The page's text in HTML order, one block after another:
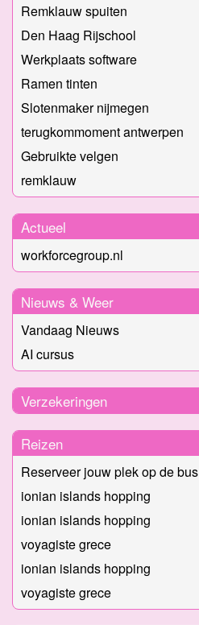
Remklauw spuiten
Den Haag Rijschool
Werkplaats software
Ramen tinten
Slotenmaker nijmegen
terugkommoment antwerpen
Gebruikte velgen
remklauw
Actueel
workforcegroup.nl
Nieuws & Weer
Vandaag Nieuws
AI cursus
Verzekeringen
Reizen
Reserveer jouw plek op de bus
ionian islands hopping
ionian islands hopping
voyagiste grece
ionian islands hopping
voyagiste grece